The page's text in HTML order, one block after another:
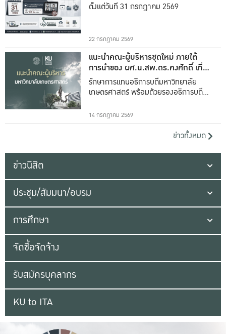
ตั้งแต่วันที่ 31 กรกฎาคม 2569
22 กรกฎาคม 2569
แนะนำคณะผู้บริหารชุดใหม่ ภายใต้
การนำของ ผศ.น.สพ.ดร.คงศักดิ์ เที่ยง
ธรรม
รักษาการแทนอธิการบดีมหาวิทยาลัย
เกษตรศาสตร์ พร้อมด้วยรองอธิการบดีทั้ง
14 กรกฎาคม 2569
ข่าวทั้งหมด
ข่าวนิสิต
ประชุม/สัมมนา/อบรม
การศึกษา
จัดซื้อจัดจ้าง
รับสมัครบุคลากร
KU to ITA